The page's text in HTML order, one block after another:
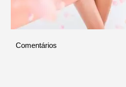
Comentários